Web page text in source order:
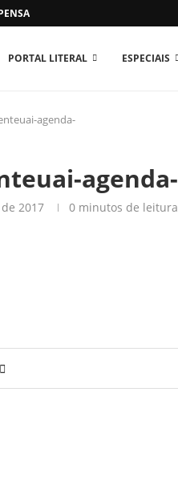
O MUNDO...
PORTAL LITERAL ESPECIAIS
agenda-
agenda-
2017 0 minutos de leitura